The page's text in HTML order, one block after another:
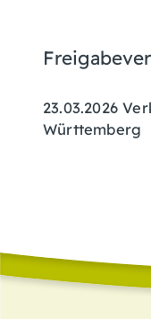
23.03.2026
Württemberg